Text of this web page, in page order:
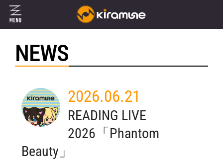
NEWS
2026.06.21
READING LIVE
2026「Phantom
Beauty」